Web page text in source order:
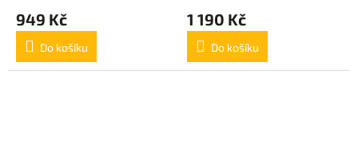
949 Kč
Do košíku
1 190 Kč
Do košíku